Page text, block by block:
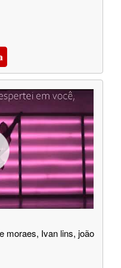
moraes, Ivan lins, joão